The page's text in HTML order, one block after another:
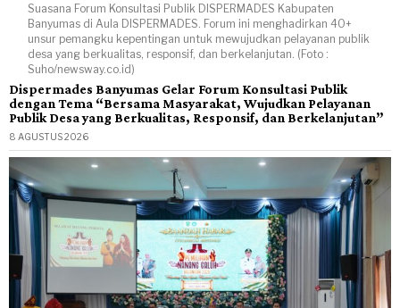
Suasana Forum Konsultasi Publik DISPERMADES Kabupaten
Banyumas di Aula DISPERMADES. Forum ini menghadirkan 40+
unsur pemangku kepentingan untuk mewujudkan pelayanan publik
desa yang berkualitas, responsif, dan berkelanjutan. (Foto :
Suho/newsway.co.id)
Dispermades Banyumas Gelar Forum Konsultasi Publik
dengan Tema “Bersama Masyarakat, Wujudkan Pelayanan
Publik Desa yang Berkualitas, Responsif, dan Berkelanjutan”
8 AGUSTUS 2026